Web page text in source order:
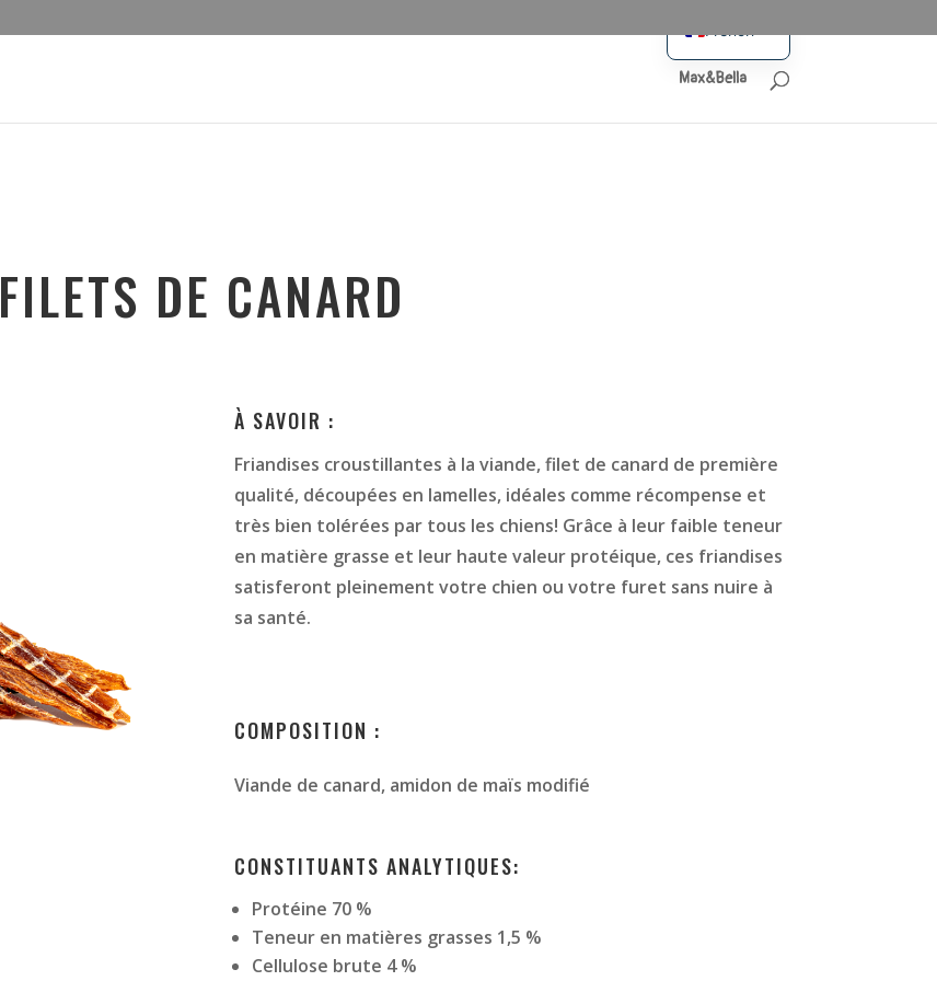
Max&Bella
FILETS DE CANARD
À SAVOIR :
Friandises croustillantes à la viande, filet de canard de première
qualité, découpées en lamelles, idéales comme récompense et
très bien tolérées par tous les chiens! Grâce à leur faible teneur
en matière grasse et leur haute valeur protéique, ces friandises
satisferont pleinement votre chien ou votre furet sans nuire à
sa santé.
COMPOSITION :
Viande de canard, amidon de maïs modifié
CONSTITUANTS ANALYTIQUES:
Protéine 70 %
Teneur en matières grasses 1,5 %
Cellulose brute 4 %
German